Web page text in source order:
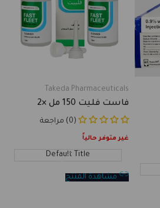
Vendor:
Takeda Pharmaceuticals
فاست فليت 150 مل ×2
(0) مراجعة
غير متوفر حالياً
Default Title
مشاهدة المنتج